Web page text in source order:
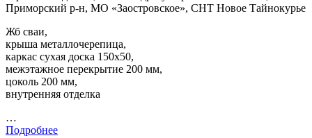
Приморский р-н, МО «Заостровское», СНТ Новое Тайнокурье
Жб сваи,
крыша металлочерепица,
каркас сухая доска 150х50,
межэтажное перекрытие 200 мм,
цоколь 200 мм,
внутренняя отделка
…
Подробнее